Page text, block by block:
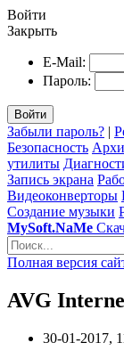
Войти
Закрыть
E-Mail:
Пароль:
Войти
Забыли пароль? |
Безопасность
утилиты
Запись экрана
Видеоконверторы
Создание музыки
MySoft.NaMe
Полная версия
AVG
30-01-2017,